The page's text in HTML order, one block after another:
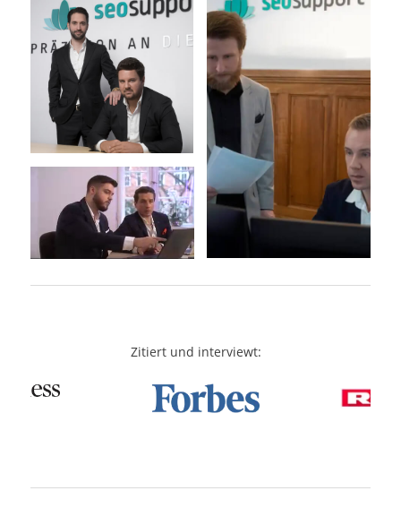
Zitiert und interviewt: